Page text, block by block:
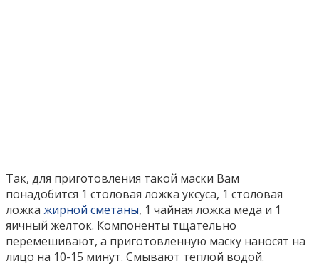
Так, для приготовления такой маски Вам
понадобится 1 столовая ложка уксуса, 1 столовая
ложка жирной сметаны, 1 чайная ложка меда и 1
яичный желток. Компоненты тщательно
перемешивают, а приготовленную маску наносят на
лицо на 10-15 минут. Смывают теплой водой.